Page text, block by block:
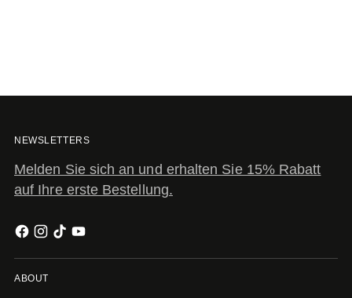
NEWSLETTERS
Melden Sie sich an und erhalten Sie 15% Rabatt
auf Ihre erste Bestellung.
ABOUT